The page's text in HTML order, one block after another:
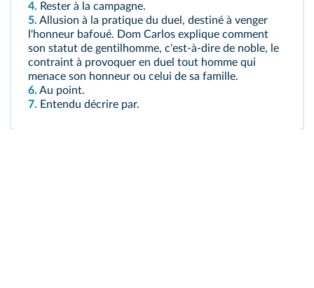
4. Rester à la campagne.
5. Allusion à la pratique du duel, destiné à venger
l'honneur bafoué. Dom Carlos explique comment
son statut de gentilhomme, c'est-à-dire de noble, le
contraint à provoquer en duel tout homme qui
menace son honneur ou celui de sa famille.
6. Au point.
7. Entendu décrire par.